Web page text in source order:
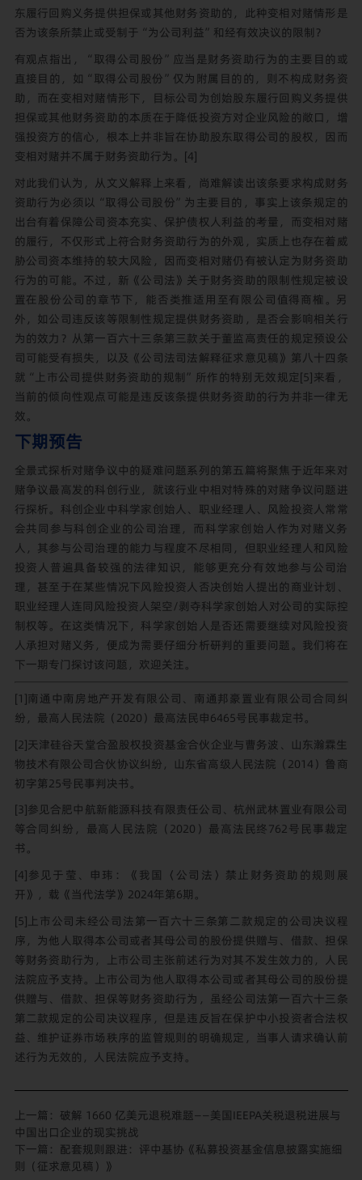
东履行回购义务提供担保或其他财务资助的，此种变相对赌情形是
否为该条所禁止或受制于“为公司利益”和经有效决议的限制？
有观点指出，“取得公司股份”应当是财务资助行为的主要目的或
直接目的，如“取得公司股份”仅为附属目的的，则不构成财务资
助，而在变相对赌情形下，目标公司为创始股东履行回购义务提供
担保或其他财务资助的本质在于降低投资方对企业风险的敞口，增
强投资方的信心，根本上并非旨在协助股东取得公司的股权，因而
变相对赌并不属于财务资助行为。 [4]
对此我们认为，从文义解释上来看，尚难解读出该条要求构成财务
资助行为必须以“取得公司股份”为主要目的，事实上该条规定的
出台有着保障公司资本充实、保护债权人利益的考量，而变相对赌
的履行，不仅形式上符合财务资助行为的外观，实质上也存在着威
胁公司资本维持的较大风险，因而变相对赌仍有被认定为财务资助
行为的可能。不过，新《公司法》关于财务资助的限制性规定被设
置在股份公司的章节下，能否类推适用至有限公司值得商榷。另
外，如公司违反该等限制性规定提供财务资助，是否会影响相关行
为的效力？从第一百六十三条第三款关于董监高责任的规定预设公
司可能受有损失，以及《公司法司法解释征求意见稿》第八十四条
就“上市公司提供财务资助的规制”所作的特别无效规定[5]来看，
当前的倾向性观点可能是违反该条提供财务资助的行为并非一律无
效。
下期预告
全景式探析对赌争议中的疑难问题系列的第五篇将聚焦于近年来对
赌争议最高发的科创行业，就该行业中相对特殊的对赌争议问题进
行探析。科创企业中科学家创始人、职业经理人、风险投资人常常
会共同参与科创企业的公司治理，而科学家创始人作为对赌义务
人，其参与公司治理的能力与程度不尽相同，但职业经理人和风险
投资人普遍具备较强的法律知识，能够更充分有效地参与公司治
理，甚至于在某些情况下风险投资人否决创始人提出的商业计划、
职业经理人连同风险投资人架空/剥夺科学家创始人对公司的实际控
制权等。在这类情况下，科学家创始人是否还需要继续对风险投资
人承担对赌义务，便成为需要仔细分析研判的重要问题。我们将在
下一期专门探讨该问题，欢迎关注。
[1]南通中南房地产开发有限公司、南通邦豪置业有限公司合同纠
纷，最高人民法院（2020）最高法民申6465号民事裁定书。
[2]天津硅谷天堂合盈股权投资基金合伙企业与曹务波、山东瀚霖生
物技术有限公司合伙协议纠纷，山东省高级人民法院（2014）鲁商
初字第25号民事判决书。
[3]参见合肥中航新能源科技有限责任公司、杭州武林置业有限公司
等合同纠纷，最高人民法院（2020）最高法民终762号民事裁定
书。
[4]参见于莹 、 申玮 ：《我国〈公司法〉禁止财务资助的规则展
开》，载《当代法学》2024年第6期。
[5]上市公司未经公司法第一百六十三条第二款规定的公司决议程
序，为他人取得本公司或者其母公司的股份提供赠与、借款、担保
等财务资助行为，上市公司主张前述行为对其不发生效力的，人民
法院应予支持。上市公司为他人取得本公司或者其母公司的股份提
供赠与、借款、担保等财务资助行为，虽经公司法第一百六十三条
第二款规定的公司决议程序，但是违反旨在保护中小投资者合法权
益、维护证券市场秩序的监管规则的明确规定，当事人请求确认前
述行为无效的，人民法院应予支持。
上一篇： 破解 1660 亿美元退税难题——美国IEEPA关税退税进展与
中国出口企业的现实挑战
下一篇： 配套规则跟进：评中基协《私募投资基金信息披露实施细
则（征求意见稿）》